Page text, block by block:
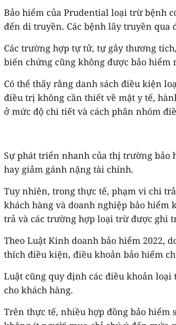
Bảo hiểm của Prudential loại trừ bệnh
đến di truyền. Các bệnh lây truyền
Các trường hợp tự tử, tự gây thương
biến chứng cũng không được bảo hiểm
Có thể thấy rằng danh sách điều kiện
điều trị không cần thiết về mặt y tế,
ở mức độ chi tiết và cách phân nhóm
Sự phát triển nhanh của thị trường bảo
hay giảm gánh nặng tài chính.
Tuy nhiên, trong thực tế, phạm vi chi
khách hàng và doanh nghiệp bảo hiểm
trả và các trường hợp loại trừ được ghi
Theo Luật Kinh doanh bảo hiểm 2022,
thích điều kiện, điều khoản bảo hiểm
Luật cũng quy định các điều khoản
cho khách hàng.
Trên thực tế, nhiều hợp đồng bảo hiểm